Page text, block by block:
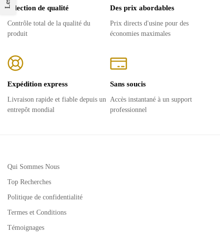
Sélection de qualité
Contrôle total de la qualité du
produit
Des prix abordables
Prix ​​directs d'usine pour des
économies maximales
Expédition express
Livraison rapide et fiable depuis un
entrepôt mondial
Sans soucis
Accès instantané à un support
professionnel
Qui Sommes Nous
Top Recherches
Politique de confidentialité
Termes et Conditions
Témoignages